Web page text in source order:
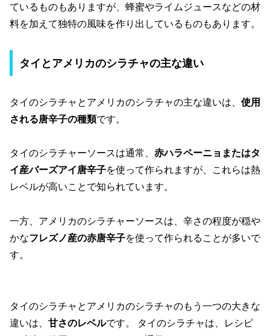
ているものもありますが、蜂蜜やライムジュースなどの材
料を加えて独特の風味を作り出しているものもあります。
タイとアメリカのシラチャの主な違い
タイのシラチャとアメリカのシラチャの主な違いは、 使用
される唐辛子の種類です。
タイのシラチャーソースは通常、 赤ハラペーニョまたはタ
イ産バーズアイ唐辛子を使って作られますが、これらは熱
レベルが高いことで知られています。
一方、アメリカのシラチャーソースは、辛さの程度が穏や
かなフレズノ産の赤唐辛子を使って作られることが多いで
す。
タイのシラチャとアメリカのシラチャのもう一つの大きな
違いは、 甘さのレベルです。 タイのシラチャは、レシピ